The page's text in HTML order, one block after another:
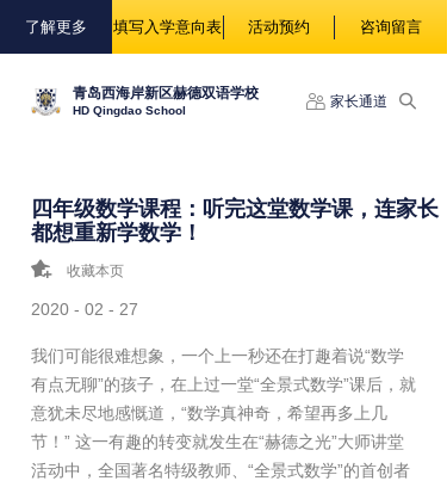
了解更多 填写入学意向表 活动预约 咨询留言
青岛西海岸新区赫德双语学校
HD Qingdao School
家长通道
四年级数学课程：听完这堂数学课，连家长
都想重新学数学！
收藏本页
2020 - 02 - 27
我们可能很难想象，一个上一秒还在打趣着说“数学
有点无聊”的孩子，在上过一堂“全景式数学”课后，就
意犹未尽地感慨道，“数学真神奇，希望再多上几
节！” 这一有趣的转变就发生在“赫德之光”大师讲堂
活动中，全国著名特级教师、“全景式数学”的首创者